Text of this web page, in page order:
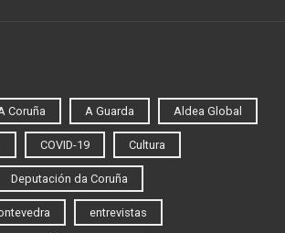
Coruña A Guarda Aldea Global
COVID-19 Cultura
Deputación da Coruña
entrevistas